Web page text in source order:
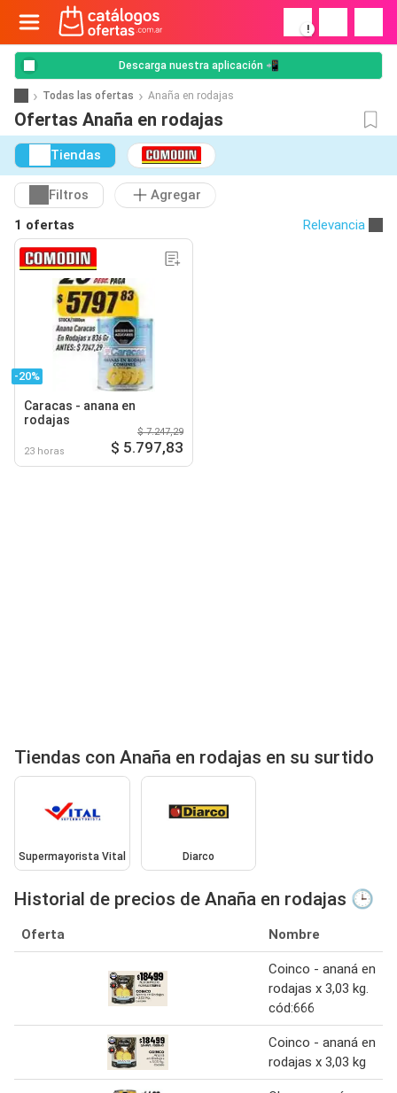
!
Descarga nuestra aplicación 📲
Todas las ofertas Anaña en rodajas
Ofertas Anaña en rodajas
Tiendas
Filtros
Agregar
1 ofertas
Relevancia
-20%
Caracas - anana en
rodajas
23 horas
$ 7.247,29
$ 5.797,83
Tiendas con Anaña en rodajas en su surtido
Supermayorista Vital Diarco
Historial de precios de Anaña en rodajas 🕒
Oferta Nombre
Coinco - ananá en
rodajas x 3,03 kg.
cód:666
Coinco - ananá en
rodajas x 3,03 kg